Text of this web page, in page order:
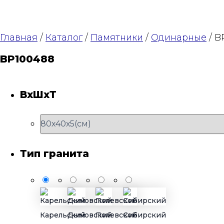
Главная / Каталог/ Памятники / Одинарные /
BP100488
Тип гранита
КарельскийДымовскийПолевскойСибирский
ВхШхТ